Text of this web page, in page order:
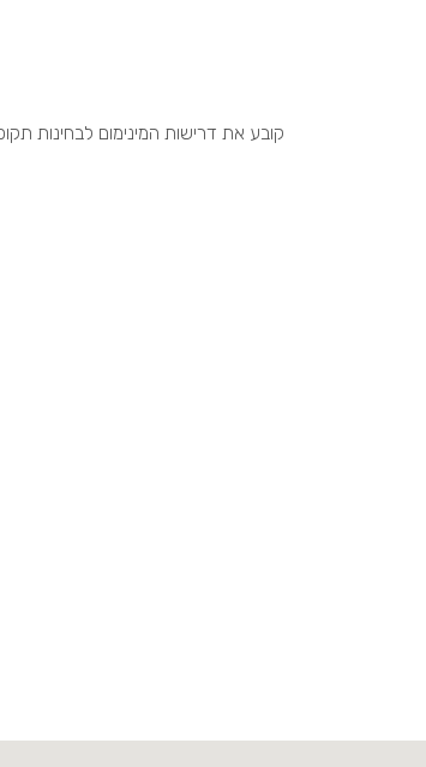
קובע את דרישות המינימום לבחינות